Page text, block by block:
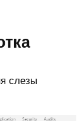
слезы